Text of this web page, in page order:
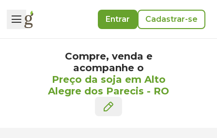
Entrar Cadastrar-se
Compre, venda e
acompanhe o
Preço da soja em Alto
Alegre dos Parecis - RO